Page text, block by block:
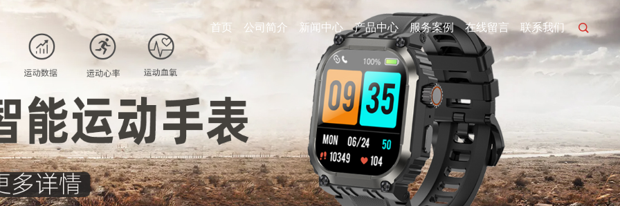
首页 公司简介 新闻中心 产品中心 服务案例 在线留言 联系我们